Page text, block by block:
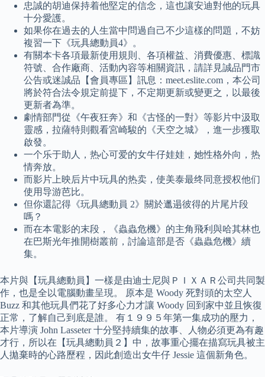
忠誠的胡迪保持着他堅定的信念，這也讓安迪對他的玩具
十分愛護。
如果你在過去的人生當中問過自己不少這樣的問題，不妨
複習一下《玩具總動員4》。
有關本卡各項最新使用規則、各項權益、消費優惠、標識
符號、合作廠商、活動內容等相關資訊，請詳見誠品門市
公告或迷誠品【會員專區】訊息：meet.eslite.com，本公司
將於符合法令規定前提下，不定期更新或變更之，以最後
更新者為準。
劇情部門從《午夜狂奔》和《古怪的一對》等影片中汲取
靈感，拉薩特則觀看宮崎駿的《天空之城》，進一步獲取
啟發。
一个乐于助人，热心可爱的女牛仔娃娃，她性格外向，热
情奔放。
而影片上映后片中玩具的热卖，使美泰最终同意授权他们
使用导游芭比。
但你還記得《玩具總動員 2》關於邋遢彼得的片尾片段
嗎？
而在本電影的末段，《蟲蟲危機》的主角飛利與哈其林也
在巴斯光年推開樹叢前，討論這部是否《蟲蟲危機》續
集。
本片與【玩具總動員】一樣是由迪士尼與ＰＩＸＡＲ公司共同製
作，也是全以電腦動畫呈現。 原本是 Woody 死對頭的太空人
Buzz 和其他玩具們花了好多心力才讓 Woody 回到家中並且恢復
正常，了解自己到底是誰。 有１９９５年第一集成功的壓力，
本片導演 John Lasseter 十分堅持續集的故事、人物必須更為有趣
才行，所以在【玩具總動員２】中，故事重心擺在描寫玩具被主
人拋棄時的心路歷程，因此創造出女牛仔 Jessie 這個新角色。